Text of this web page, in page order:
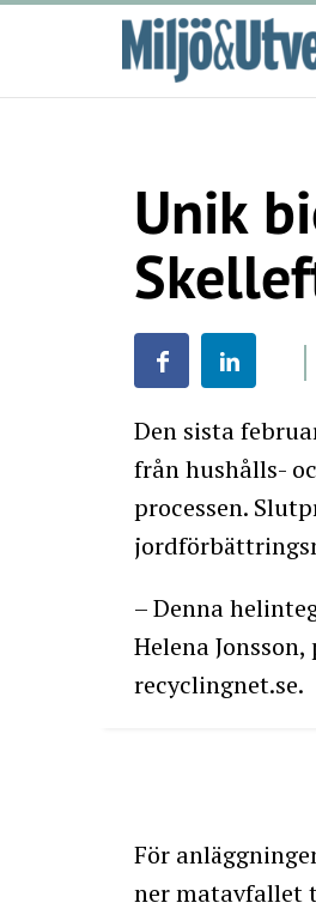
Unik
Den sista
från hushålls-
processen.
– Denna
Helena
recyclingnet.se.
För
ner matavfallet